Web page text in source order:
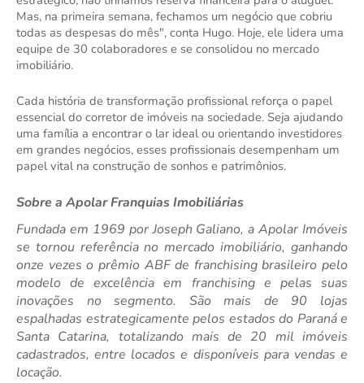
Mas, na primeira semana, fechamos um negócio que cobriu
todas as despesas do mês", conta Hugo. Hoje, ele lidera uma
equipe de 30 colaboradores e se consolidou no mercado
imobiliário.
Cada história de transformação profissional reforça o papel
essencial do corretor de imóveis na sociedade. Seja ajudando
uma família a encontrar o lar ideal ou orientando investidores
em grandes negócios, esses profissionais desempenham um
papel vital na construção de sonhos e patrimônios.
Sobre a Apolar Franquias Imobiliárias
Fundada em 1969 por Joseph Galiano, a Apolar Imóveis
se tornou referência no mercado imobiliário, ganhando
onze vezes o prêmio ABF de franchising brasileiro pelo
modelo de excelência em franchising e pelas suas
inovações no segmento. São mais de 90 lojas
espalhadas estrategicamente pelos estados do Paraná e
Santa Catarina, totalizando mais de 20 mil imóveis
cadastrados, entre locados e disponíveis para vendas e
locação.